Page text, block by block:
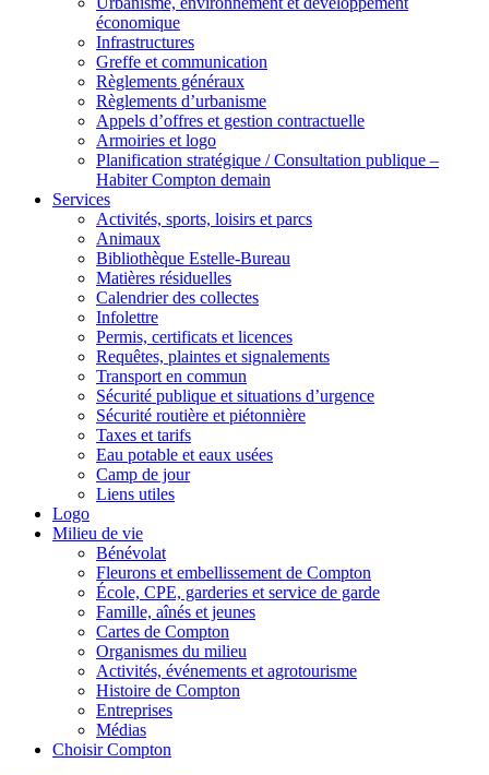
économique
Infrastructures
Greffe et communication
Règlements généraux
Règlements d’urbanisme
Appels d’offres et gestion contractuelle
Armoiries et logo
Planification stratégique / Consultation publique –
Habiter Compton demain
Services
Activités, sports, loisirs et parcs
Animaux
Bibliothèque Estelle-Bureau
Matières résiduelles
Calendrier des collectes
Infolettre
Permis, certificats et licences
Requêtes, plaintes et signalements
Transport en commun
Sécurité publique et situations d’urgence
Sécurité routière et piétonnière
Taxes et tarifs
Eau potable et eaux usées
Camp de jour
Liens utiles
Logo
Milieu de vie
Bénévolat
Fleurons et embellissement de Compton
École, CPE, garderies et service de garde
Famille, aînés et jeunes
Cartes de Compton
Organismes du milieu
Activités, événements et agrotourisme
Histoire de Compton
Entreprises
Médias
Choisir Compton